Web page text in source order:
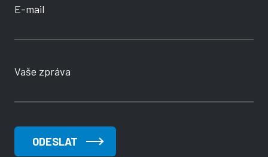
E-mail
Vaše zpráva
ODESLAT